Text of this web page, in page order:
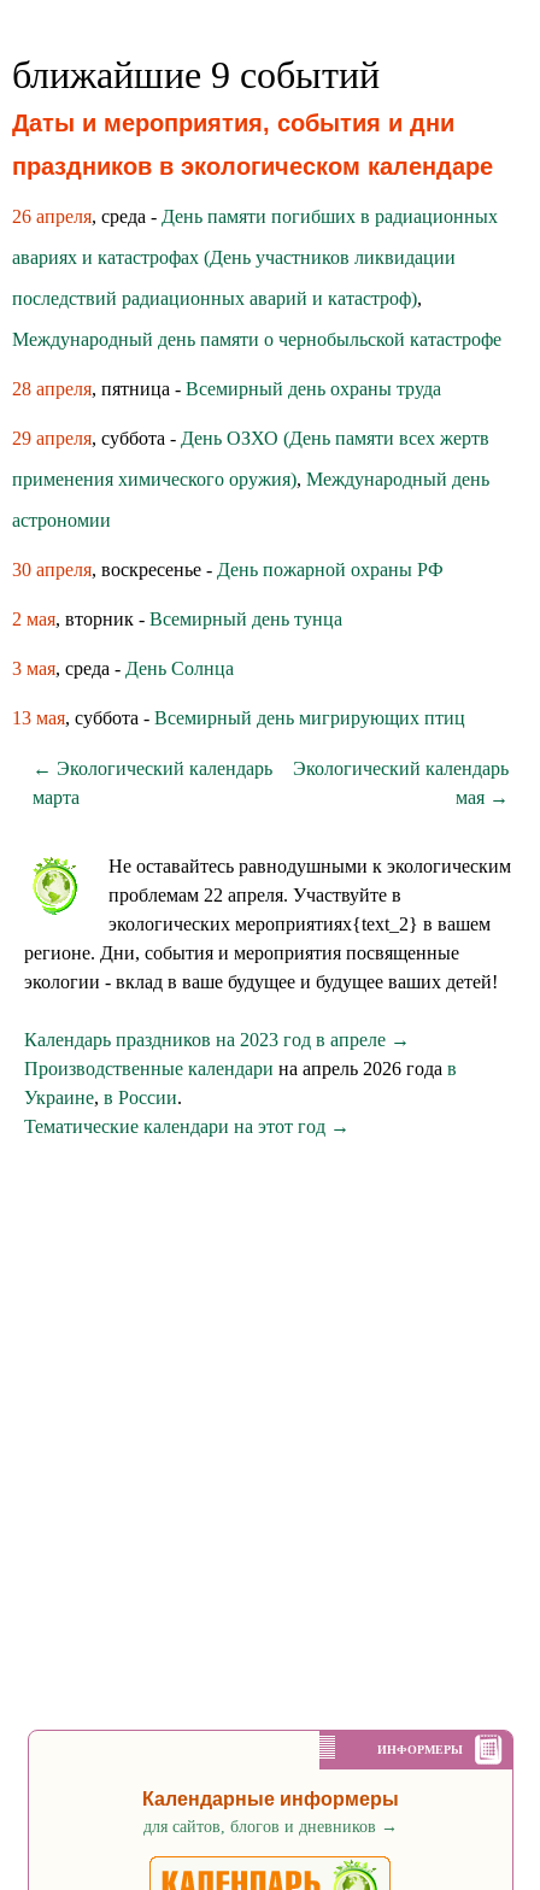
ближайшие 9 событий
Даты и мероприятия, события и дни
праздников в экологическом календаре
26 апреля, среда - День памяти погибших в радиационных
авариях и катастрофах (День участников ликвидации
последствий радиационных аварий и катастроф),
Международный день памяти о чернобыльской катастрофе
28 апреля, пятница - Всемирный день охраны труда
29 апреля, суббота - День ОЗХО (День памяти всех жертв
применения химического оружия), Международный день
астрономии
30 апреля, воскресенье - День пожарной охраны РФ
2 мая, вторник - Всемирный день тунца
3 мая, среда - День Солнца
13 мая, суббота - Всемирный день мигрирующих птиц
← Экологический календарь
марта
Экологический календарь
мая →
Не оставайтесь равнодушными к экологическим
проблемам 22 апреля. Участвуйте в
экологических мероприятиях{text_2} в вашем
регионе. Дни, события и мероприятия посвященные
экологии - вклад в ваше будущее и будущее ваших детей!
Календарь праздников на 2023 год в апреле →
Производственные календари на апрель 2026 года в
Украине, в России.
Тематические календари на этот год →
ИНФОРМЕРЫ
Календарные информеры
для сайтов, блогов и дневников →